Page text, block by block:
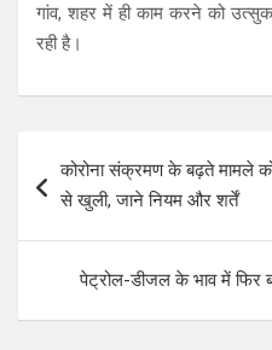
गांव, शहर में ही काम करने को
रही है।
navigation
कोरोना संक्रमण के बढ़ते मामले
से खुली, जाने नियम और शर्तें
पेट्रोल-डीजल के भाव में फिर